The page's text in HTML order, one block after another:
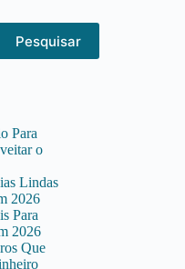
Pesquisar
Para
o
Lindas
2026
Para
2026
Que